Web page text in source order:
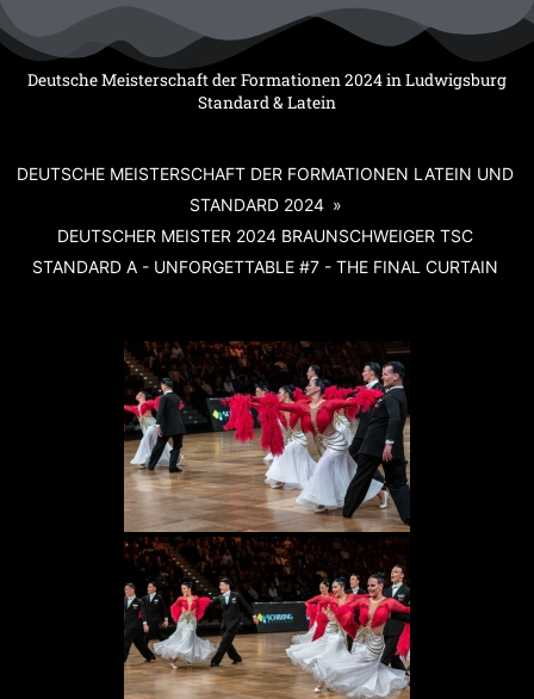
Inhalt
springenDeutsche Meisterschaft der Formationen 2024 in Ludwigsburg
Standard & Latein
DEUTSCHE MEISTERSCHAFT DER FORMATIONEN LATEIN UND
STANDARD 2024 »
DEUTSCHER MEISTER 2024 BRAUNSCHWEIGER TSC
STANDARD A - UNFORGETTABLE #7 - THE FINAL CURTAIN